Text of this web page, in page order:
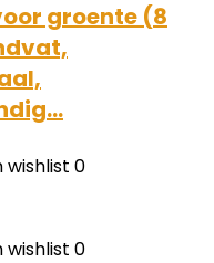
groente (8
wishlist 0
wishlist 0